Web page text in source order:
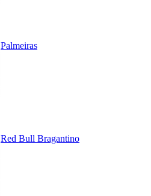
Palmeiras
Red Bull Bragantino